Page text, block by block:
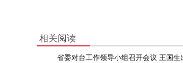
相关阅读
省委对台工作领导小组召开会议 王国生